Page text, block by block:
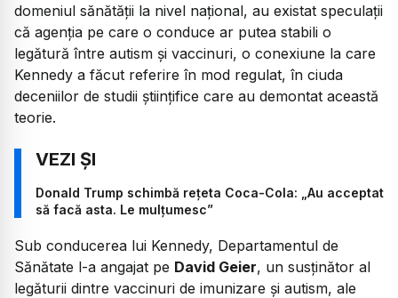
domeniul sănătății la nivel național, au existat speculații
că agenția pe care o conduce ar putea stabili o
legătură între autism și vaccinuri, o conexiune la care
Kennedy a făcut referire în mod regulat, în ciuda
deceniilor de studii științifice care au demontat această
teorie.
Donald Trump schimbă rețeta Coca-Cola: „Au acceptat
să facă asta. Le mulțumesc”
Sub conducerea lui Kennedy, Departamentul de
Sănătate l-a angajat pe David Geier, un susținător al
legăturii dintre vaccinuri de imunizare și autism, ale